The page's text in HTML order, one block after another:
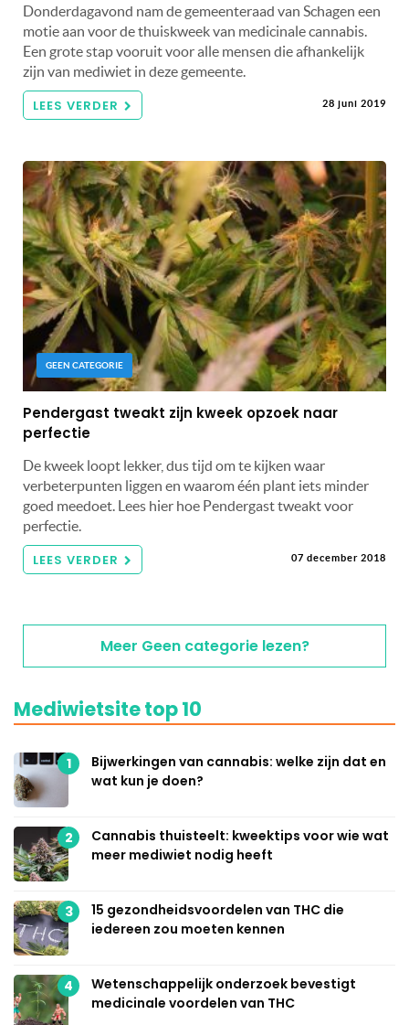
Donderdagavond nam de gemeenteraad van Schagen een
motie aan voor de thuiskweek van medicinale cannabis.
Een grote stap vooruit voor alle mensen die afhankelijk
zijn van mediwiet in deze gemeente.
LEES VERDER 28 juni 2019
GEEN CATEGORIE
Pendergast tweakt zijn kweek opzoek naar
perfectie
De kweek loopt lekker, dus tijd om te kijken waar
verbeterpunten liggen en waarom één plant iets minder
goed meedoet. Lees hier hoe Pendergast tweakt voor
perfectie.
LEES VERDER 07 december 2018
Meer Geen categorie lezen?
Mediwietsite top 10
1
Bijwerkingen van cannabis: welke zijn dat en
wat kun je doen?
2
Cannabis thuisteelt: kweektips voor wie wat
meer mediwiet nodig heeft
3
15 gezondheidsvoordelen van THC die
iedereen zou moeten kennen
4
Wetenschappelijk onderzoek bevestigt
medicinale voordelen van THC